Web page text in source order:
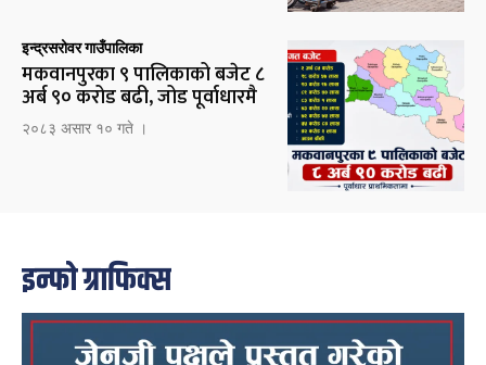
इन्द्रसरोवर गाउँपालिका
मकवानपुरका ९ पालिकाको बजेट ८
अर्ब ९० करोड बढी, जोड पूर्वाधारमै
२०८३ असार १० गते ।
इन्फो ग्राफिक्स